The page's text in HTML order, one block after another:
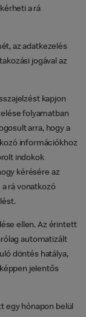
a rá
az adatkezelés
jogával az
kapjon
folyamatban
arra, hogy a
információkhoz
indokok
kérésére az
rá vonatkozó
ellen. Az érintett
automatizált
döntés hatálya,
jelentős
egy hónapon belül